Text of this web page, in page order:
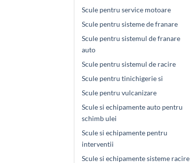
Scule pentru service motoare
Scule pentru sisteme de franare
Scule pentru sistemul de franare
auto
Scule pentru sistemul de racire
Scule pentru tinichigerie si
Scule pentru vulcanizare
Scule si echipamente auto pentru
schimb ulei
Scule si echipamente pentru
interventii
Scule si echipamente sisteme racire